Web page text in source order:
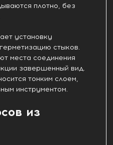
плотно, без
установку
стыков.
места соединения
завершенный вид.
тонким слоем,
инструментом.
из